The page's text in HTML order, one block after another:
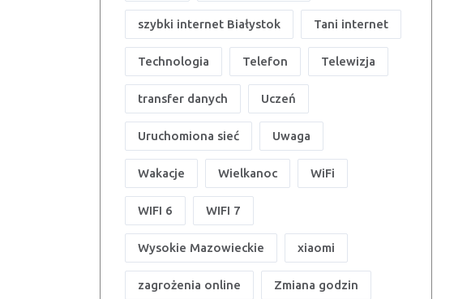
szybki internet Białystok Tani internet
Technologia Telefon Telewizja
transfer danych Uczeń
Uruchomiona sieć Uwaga
Wakacje Wielkanoc WiFi
WIFI 6 WIFI 7
Wysokie Mazowieckie xiaomi
zagrożenia online Zmiana godzin